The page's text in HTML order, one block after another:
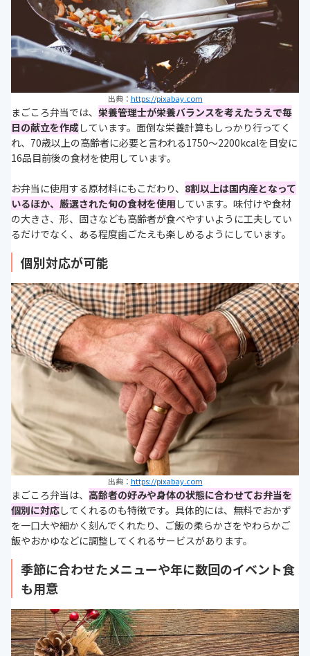
出典： https://pixabay.com
まごころ弁当では、 栄養管理士が栄養バランスを考えたうえで毎
日の献立を作成しています。面倒な栄養計算もしっかり行ってく
れ、70歳以上の高齢者に必要と言われる1750～2200kcalを目安に
16品目前後の食材を使用しています。
お弁当に使用する原材料にもこだわり、 8割以上は国内産となって
いるほか、厳選された旬の食材を使用 しています。味付けや食材
の大きさ、形、固さなども高齢者が食べやすいように工夫してい
るだけでなく、ある程度歯ごたえも楽しめるようにしています。
個別対応が可能
出典： https://pixabay.com
まごころ弁当は、 高齢者の好みや身体の状態に合わせてお弁当を
個別に対応してくれるのも特徴です。具体的には、無料でおかず
を一口大や細かく刻んでくれたり、ご飯の柔らかさをやわらかご
飯やおかゆなどに調整してくれるサービスがあります。
季節に合わせたメニューや年に数回のイベント食
も用意